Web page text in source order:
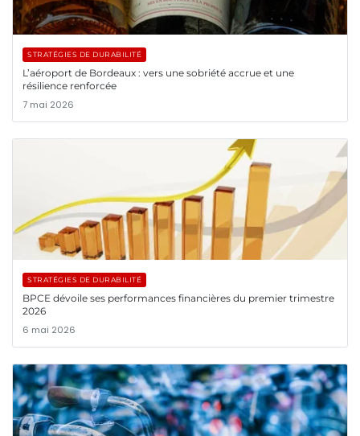
STRATÉGIES DE DURABILITÉ
L’aéroport de Bordeaux : vers une sobriété accrue et une
résilience renforcée
7 mai 2026
STRATÉGIES DE DURABILITÉ
BPCE dévoile ses performances financières du premier trimestre
2026
6 mai 2026